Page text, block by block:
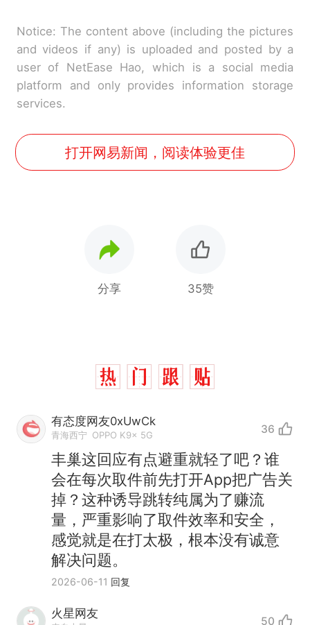
Notice: The content above (including the pictures
and videos if any) is uploaded and posted by a
user of NetEase Hao, which is a social media
platform and only provides information storage
services.
打开网易新闻，阅读体验更佳
分享 35赞
有态度网友0xUwCk
青海西宁 OPPO K9x 5G 36
丰巢这回应有点避重就轻了吧？谁
会在每次取件前先打开App把广告关
掉？这种诱导跳转纯属为了赚流
量，严重影响了取件效率和安全，
感觉就是在打太极，根本没有诚意
解决问题。
2026-06-11 回复
火星网友
50
热 那个在床头放菜刀的女孩，